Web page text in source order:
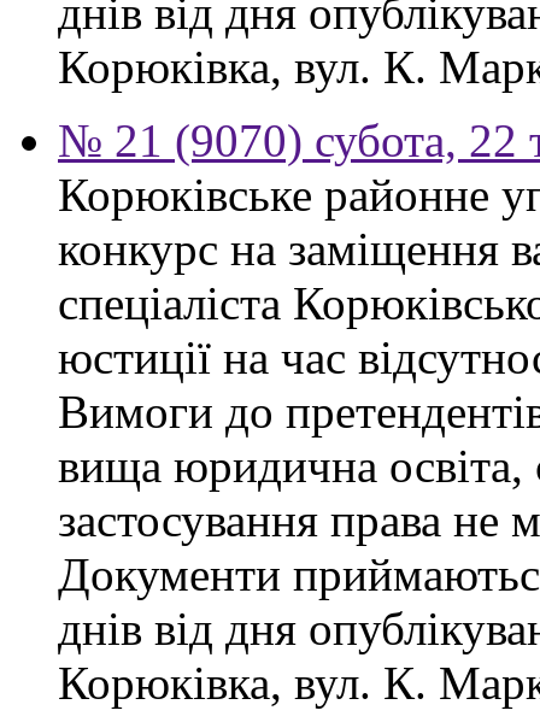
днів від дня
Корюківка, вул. К.
№ 21 (9070) субота, 22
Корюківське районне
конкурс на заміщення
спеціаліста
юстиції на час
Вимоги до
вища юридична освіта,
застосування права не
Документи
днів від дня
Корюківка, вул. К.